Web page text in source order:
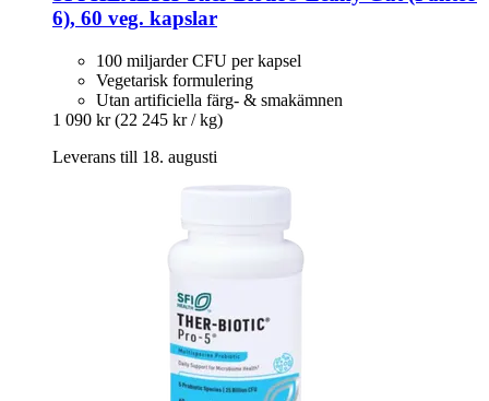
6), 60 veg. kapslar
100 miljarder CFU per kapsel
Vegetarisk formulering
Utan artificiella färg- & smakämnen
1 090 kr (22 245 kr / kg)
Leverans till 18. augusti